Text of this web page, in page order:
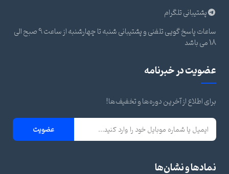
پشتیبانی تلگرام
ساعات پاسخ گویی تلفنی و پشتیبانی شنبه تا چهارشنبه از ساعت 9 صبح الی
18 می باشد
عضویت در خبرنامه
برای اطلاع از آخرین دوره‌ها و تخفیف‌ها!
عضویت
نمادها و نشان‌ها